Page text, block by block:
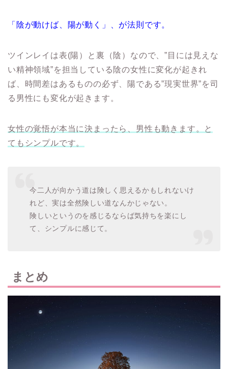
「陰が動けば、陽が動く」、が法則です。
ツインレイは表(陽）と裏（陰）なので、”目には見えな
い精神領域”を担当している陰の女性に変化が起きれ
ば、時間差はあるものの必ず、陽である”現実世界”を司
る男性にも変化が起きます。
女性の覚悟が本当に決まったら、男性も動きます。と
てもシンプルです。
今二人が向かう道は険しく思えるかもしれないけ
れど、実は全然険しい道なんかじゃない。
険しいというのを感じるならば気持ちを楽にし
て、シンプルに感じて。
まとめ